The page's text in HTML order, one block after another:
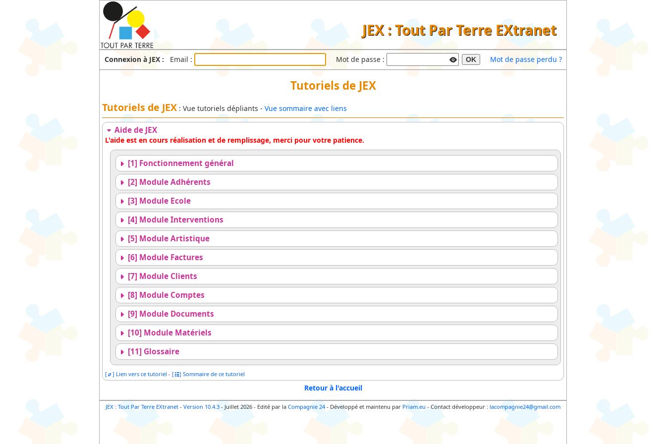
JEX : Tout Par Terre EXtranet
Connexion à JEX : Email : Mot de passe : OK Mot de passe perdu ?
Tutoriels de JEX
Tutoriels de JEX : Vue tutoriels dépliants - Vue sommaire avec liens
Aide de JEX
L'aide est en cours réalisation et de remplissage, merci pour votre patience.
[1] Fonctionnement général
[2] Module Adhérents
[3] Module Ecole
[4] Module Interventions
[5] Module Artistique
[6] Module Factures
[7] Module Clients
[8] Module Comptes
[9] Module Documents
[10] Module Matériels
[11] Glossaire
[ ] Lien vers ce tutoriel -[ ] Sommaire de ce tutoriel
Retour à l'accueil
JEX : Tout Par Terre EXtranet - Version 10.4.3 - Juillet 2026 - Edité par la Compagnie 24- Développé et maintenu par Priam.eu - Contact développeur : lacompagnie24@gmail.com